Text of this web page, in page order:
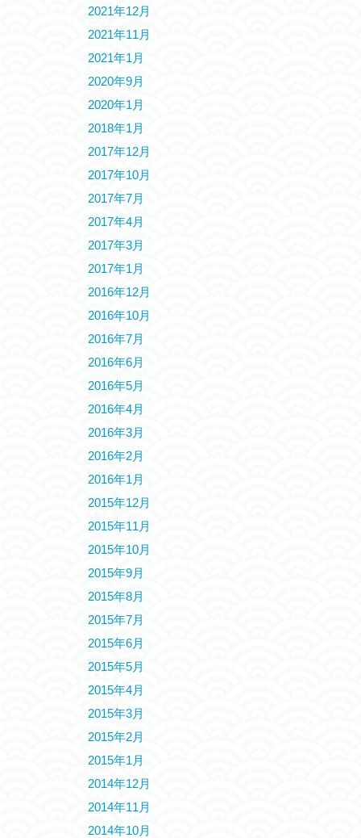
2021年12月
2021年11月
2021年1月
2020年9月
2020年1月
2018年1月
2017年12月
2017年10月
2017年7月
2017年4月
2017年3月
2017年1月
2016年12月
2016年10月
2016年7月
2016年6月
2016年5月
2016年4月
2016年3月
2016年2月
2016年1月
2015年12月
2015年11月
2015年10月
2015年9月
2015年8月
2015年7月
2015年6月
2015年5月
2015年4月
2015年3月
2015年2月
2015年1月
2014年12月
2014年11月
2014年10月